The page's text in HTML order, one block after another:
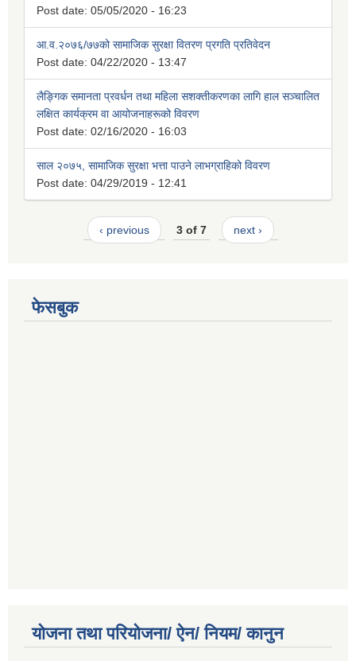
Post date: 05/05/2020 - 16:23
आ.व.२०७६/७७को सामाजिक सुरक्षा वितरण प्रगति प्रतिवेदन
Post date: 04/22/2020 - 13:47
लैङ्गिक समानता प्रवर्धन तथा महिला सशक्तीकरणका लागि हाल सञ्चालित
लक्षित कार्यक्रम वा आयोजनाहरूको विवरण
Post date: 02/16/2020 - 16:03
साल २०७५, सामाजिक सुरक्षा भत्ता पाउने लाभग्राहिको विवरण
Post date: 04/29/2019 - 12:41
‹ previous 3 of 7 next ›
फेसबुक
योजना तथा परियोजना/ ऐन/ नियम/ कानुन